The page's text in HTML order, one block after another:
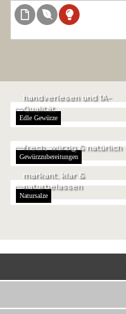
Edle Gewürze
handverlesen und 1A-
Qualität
Gewürzzubereitungen
frech, würzig & natürlich
Natursalze
markant, klar &
naturbelassen